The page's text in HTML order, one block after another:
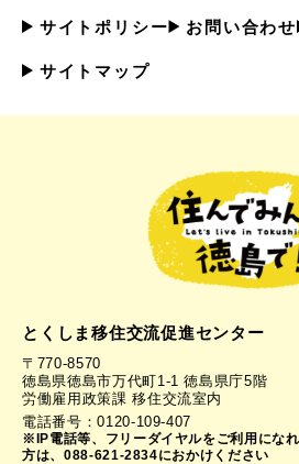
サイトポリシー お問い合わせ
サイトマップ
とくしま移住交流促進センター
〒770-8570
徳島県徳島市万代町1-1 徳島県庁5階
労働雇用政策課 移住交流室内
電話番号：0120-109-407
※IP電話等、フリーダイヤルをご利用にな
方は、088-621-2834におかけください